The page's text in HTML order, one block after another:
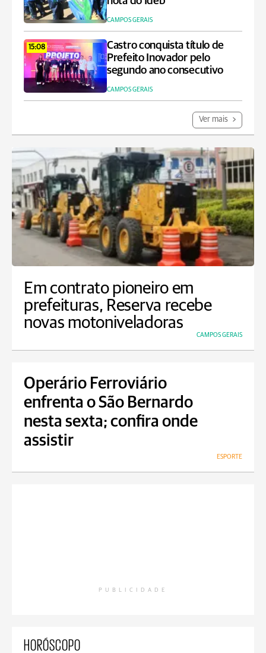
CAMPOS GERAIS
15:08
Castro conquista título de
Prefeito Inovador pelo
segundo ano consecutivo
CAMPOS GERAIS
Ver mais
Em contrato pioneiro em
prefeituras, Reserva recebe
novas motoniveladoras
CAMPOS GERAIS
Operário Ferroviário
enfrenta o São Bernardo
nesta sexta; confira onde
assistir
ESPORTE
PUBLICIDADE
HORÓSCOPO